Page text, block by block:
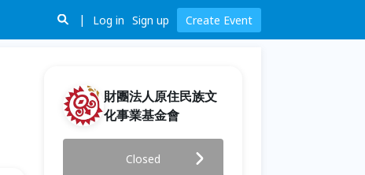
Log in Sign up Create Event
財團法人原住民族文
化事業基金會
系列參與式工作坊
Closed